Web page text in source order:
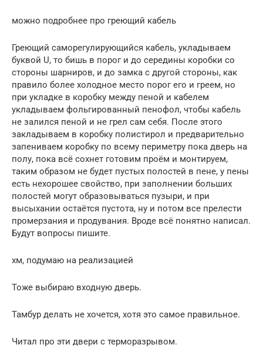
можно подробнее про греющий кабель
Греющий саморегулирующийся кабель, укладываем
буквой U, то бишь в порог и до середины коробки со
стороны шарниров, и до замка с другой стороны, как
правило более холодное место порог его и греем, но
при укладке в коробку между пеной и кабелем
укладываем фольгированный пенофол, чтобы кабель
не залился пеной и не грел сам себя. После этого
закладываем в коробку полистирол и предварительно
запениваем коробку по всему периметру пока дверь на
полу, пока всё сохнет готовим проём и монтируем,
таким образом не будет пустых полостей в пене, у пены
есть нехорошее свойство, при заполнении больших
полостей могут образовываться пузыри, и при
высыхании остаётся пустота, ну и потом все прелести
промерзания и продувания. Вроде всё понятно написал.
Будут вопросы пишите.
хм, подумаю на реализацией
Тоже выбираю входную дверь.
Тамбур делать не хочется, хотя это самое правильное.
Читал про эти двери с терморазрывом.